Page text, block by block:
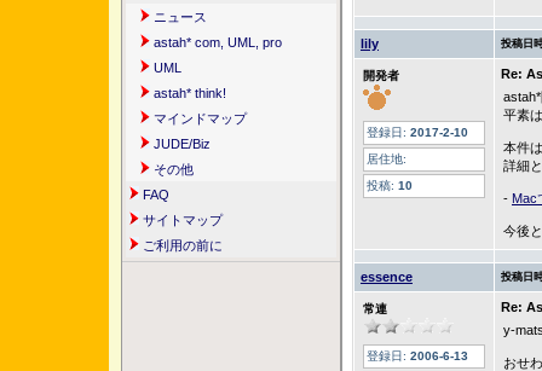
ニュース
astah* com, UML, pro
UML
astah* think!
マインドマップ
JUDE/Biz
その他
FAQ
サイトマップ
ご利用の前に
lily 投稿日
開発者
登録日: 2017-2-10
居住地:
投稿: 10
Re:
平素
本件
詳細
- Mac
今後
essence 投稿日
常連
登録日: 2006-6-13
Re:
y-
おせ